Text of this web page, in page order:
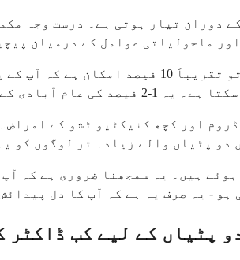
دوران تیار ہوتی ہے۔ درست وجہ
ماحولیاتی عوامل کے درمیان
جینیات اس حالت میں اہم کردار ادا کرتے ہیں۔ اگر آپ کے پاس بائیں دل کے
سے کہیں زیادہ ہے۔
اور کچھ کنیکٹیو ٹشو کے
دو پٹیاں والے زیادہ تر لوگوں کو
ہیں۔ یہ سمجھنا ضروری ہے کہ
- یہ صرف یہ ہے کہ آپ کا دل
پٹیاں کے لیے کب ڈاکٹر